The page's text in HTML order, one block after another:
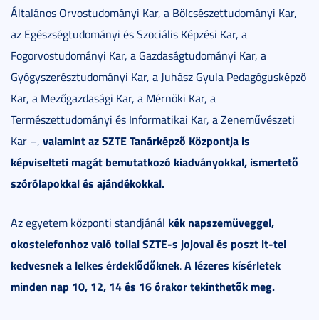
Általános Orvostudományi Kar, a Bölcsészettudományi Kar,
az Egészségtudományi és Szociális Képzési Kar, a
Fogorvostudományi Kar, a Gazdaságtudományi Kar, a
Gyógyszerésztudományi Kar, a Juhász Gyula Pedagógusképző
Kar, a Mezőgazdasági Kar, a Mérnöki Kar, a
Természettudományi és Informatikai Kar, a Zeneművészeti
Kar –, valamint az SZTE Tanárképző Központja is
képviselteti magát bemutatkozó kiadványokkal, ismertető
szórólapokkal és ajándékokkal.
Az egyetem központi standjánál kék napszemüveggel,
okostelefonhoz való tollal SZTE-s jojoval és poszt it-tel
kedvesnek a lelkes érdeklődőknek.A lézeres kísérletek
minden nap 10, 12, 14 és 16 órakor tekinthetők meg.